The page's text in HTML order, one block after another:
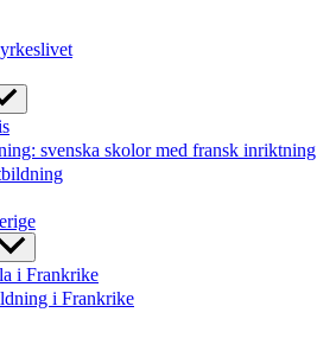
svenska skolor med fransk inriktning
i Frankrike
i Frankrike